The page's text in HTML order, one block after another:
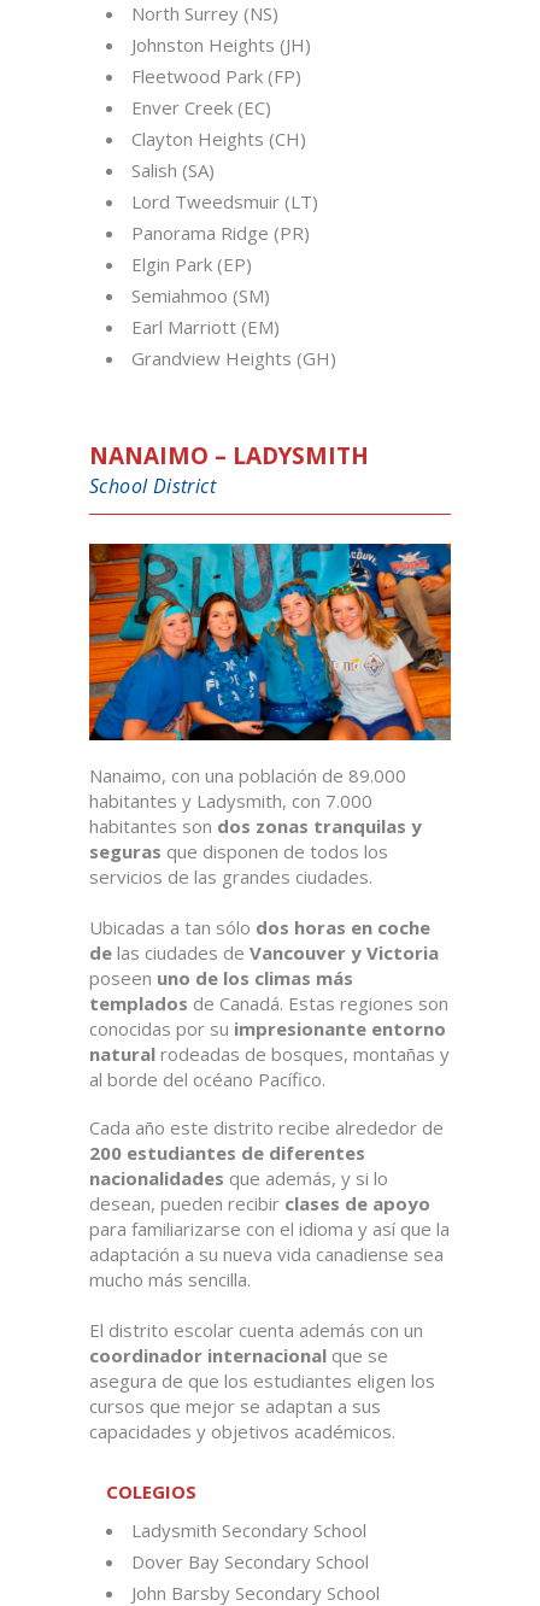
North Surrey (NS)
Johnston Heights (JH)
Fleetwood Park (FP)
Enver Creek (EC)
Clayton Heights (CH)
Salish (SA)
Lord Tweedsmuir (LT)
Panorama Ridge (PR)
Elgin Park (EP)
Semiahmoo (SM)
Earl Marriott (EM)
Grandview Heights (GH)
NANAIMO – LADYSMITH
School District
Nanaimo, con una población de 89.000
habitantes y Ladysmith, con 7.000
habitantes son dos zonas tranquilas y
seguras que disponen de todos los
servicios de las grandes ciudades.
Ubicadas a tan sólo dos horas en coche
de las ciudades de Vancouver y Victoria
poseen uno de los climas más
templados de Canadá. Estas regiones son
conocidas por su impresionante entorno
natural rodeadas de bosques, montañas y
al borde del océano Pacífico.
Cada año este distrito recibe alrededor de
200 estudiantes de diferentes
nacionalidades que además, y si lo
desean, pueden recibir clases de apoyo
para familiarizarse con el idioma y así que la
adaptación a su nueva vida canadiense sea
mucho más sencilla.
El distrito escolar cuenta además con un
coordinador internacional que se
asegura de que los estudiantes eligen los
cursos que mejor se adaptan a sus
capacidades y objetivos académicos.
COLEGIOS
Ladysmith Secondary School
Dover Bay Secondary School
John Barsby Secondary School